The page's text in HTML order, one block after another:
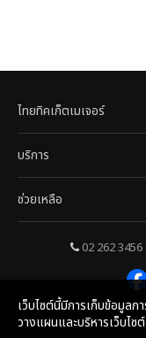
ไทยทิคเก็ตเมเจอร์
บริการ
ช่วยเหลือ
02 262 3456
เว็บไซต์นี้มีการเก็บข้อมูลก
วางแผนและบริหารเว็บไซต์